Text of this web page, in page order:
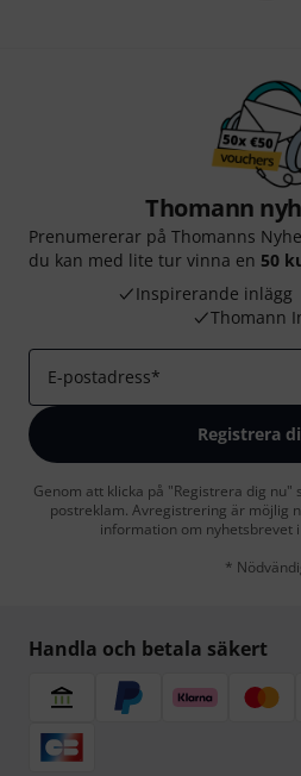
Thomann
Prenumererar på Thomanns
du kan med lite tur vinna en 50
Inspirerande inlägg
Thomann
E-postadress*
Registrera
Genom att klicka på "Registrera dig
postreklam. Avregistrering är möjlig
information om nyhetsbrevet
*
Handla och betala säkert